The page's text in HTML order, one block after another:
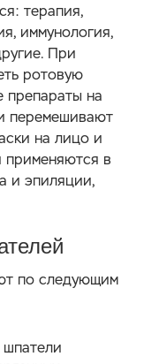
терапия,
иммунология,
При
ротовую
препараты на
перемешивают
на лицо и
применяются в
и эпиляции,
по следующим
шпатели